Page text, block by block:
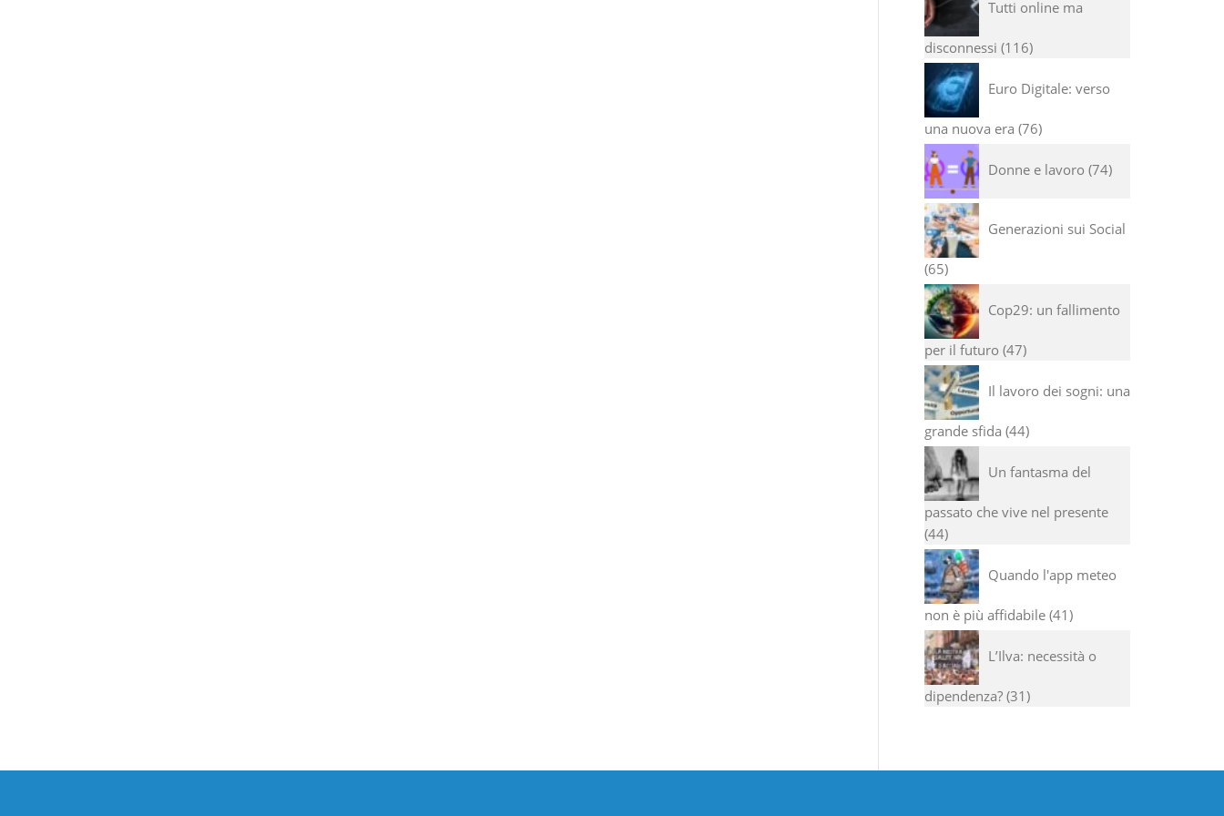
Tutti online ma
disconnessi 116
Euro Digitale: verso
una nuova era 76
Donne e lavoro 74
Generazioni sui Social
65
Cop29: un fallimento
per il futuro 47
Il lavoro dei sogni: una
grande sfida 44
Un fantasma del
passato che vive nel presente
44
Quando l'app meteo
non è più affidabile 41
L’Ilva: necessità o
dipendenza? 31